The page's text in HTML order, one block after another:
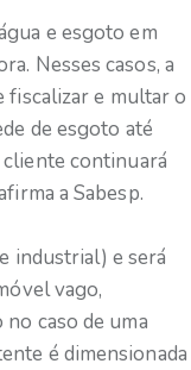
e esgoto em
Nesses casos, a
fiscalizar e multar o
de esgoto até
cliente continuará
a Sabesp.
industrial) e será
vago,
caso de uma
é dimensionada